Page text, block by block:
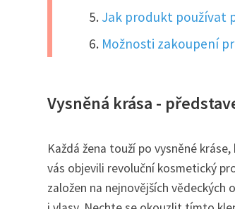
Jak produkt používat
Možnosti zakoupení
Vysněná krása -
Každá žena touží po vysněné
vás objevili revoluční kosmetický
založen na nejnovějších vědeckých